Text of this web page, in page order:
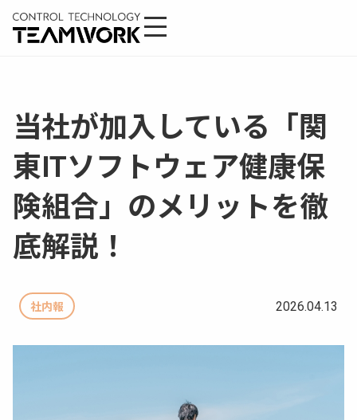
当社が加入している「関
東ITソフトウェア健康保
険組合」のメリットを徹
底解説！
社内報 2026.04.13